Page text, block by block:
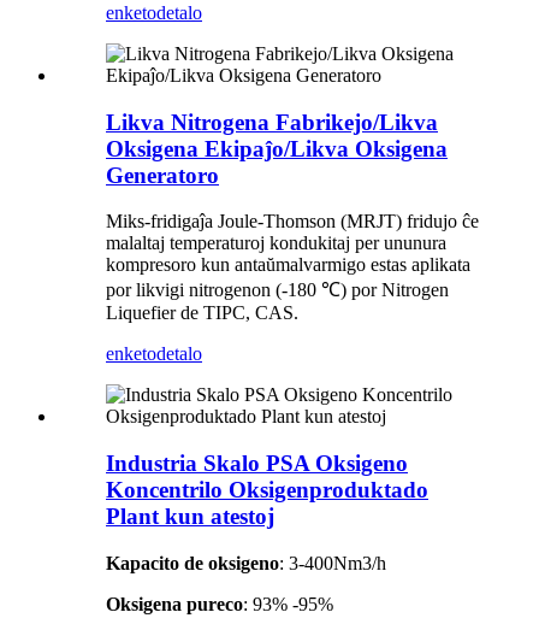
enketodetalo
Likva Nitrogena Fabrikejo/Likva
Oksigena Ekipaĵo/Likva Oksigena
Generatoro
Miks-fridigaĵa Joule-Thomson (MRJT) fridujo ĉe
malaltaj temperaturoj kondukitaj per ununura
kompresoro kun antaŭmalvarmigo estas aplikata
por likvigi nitrogenon (-180 ℃) por Nitrogen
Liquefier de TIPC, CAS.
enketodetalo
Industria Skalo PSA Oksigeno
Koncentrilo Oksigenproduktado
Plant kun atestoj
Kapacito de oksigeno: 3-400Nm3/h
Oksigena pureco: 93% -95%